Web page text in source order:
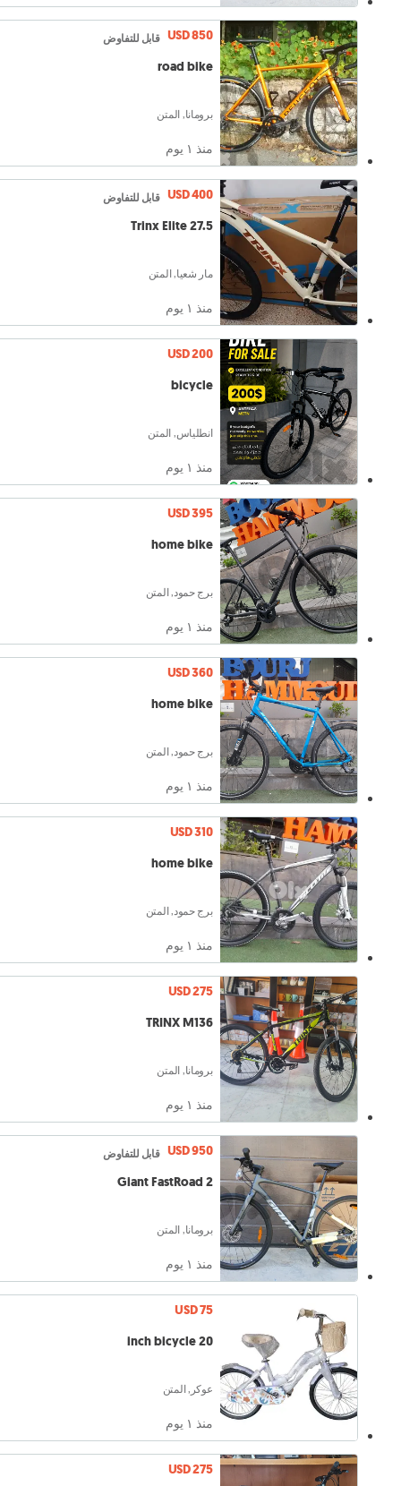
USD 850 قابل للتفاوض
road bike
برومانا, المتن
منذ ١ يوم
USD 400 قابل للتفاوض
Trinx Elite 27.5
مار شعيا, المتن
منذ ١ يوم
USD 200
bicycle
انطلياس, المتن
منذ ١ يوم
USD 395
home bike
برج حمود, المتن
منذ ١ يوم
USD 360
home bike
برج حمود, المتن
منذ ١ يوم
USD 310
home bike
برج حمود, المتن
منذ ١ يوم
USD 275
TRINX M136
برومانا, المتن
منذ ١ يوم
USD 950 قابل للتفاوض
Giant FastRoad 2
برومانا, المتن
منذ ١ يوم
USD 75
20 inch bicycle
عوكر, المتن
منذ ١ يوم
USD 275